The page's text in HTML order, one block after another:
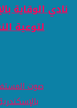
نادي الوقاية
لتوعية